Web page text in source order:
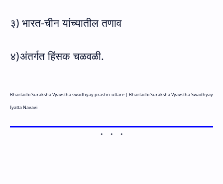
३) भारत-चीन यांच्यातील तणाव
४)अंतर्गत हिंसक चळवळी.
Bhartachi Suraksha Vyavstha swadhyay prashn uttare | Bhartachi Suraksha Vyavstha Swadhyay
Iyatta Navavi